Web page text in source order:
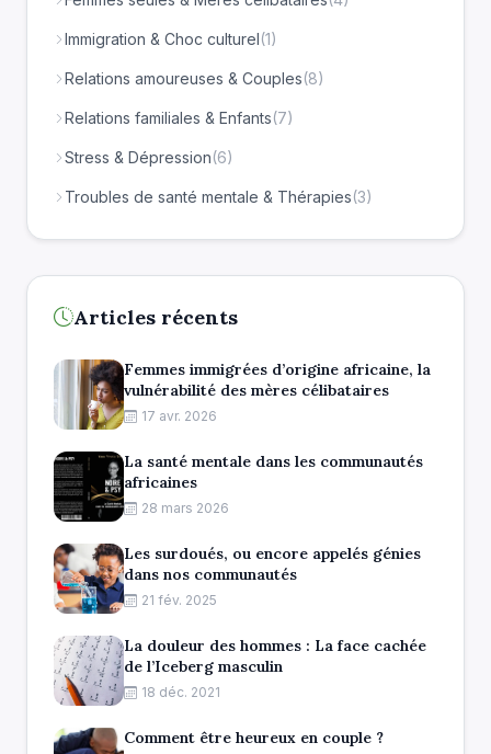
Immigration & Choc culturel(1)
Relations amoureuses & Couples(8)
Relations familiales & Enfants(7)
Stress & Dépression(6)
Troubles de santé mentale & Thérapies(3)
Articles récents
Femmes immigrées d’origine africaine, la
vulnérabilité des mères célibataires
17 avr. 2026
La santé mentale dans les communautés
africaines
28 mars 2026
Les surdoués, ou encore appelés génies
dans nos communautés
21 fév. 2025
La douleur des hommes : La face cachée
de l’Iceberg masculin
18 déc. 2021
Comment être heureux en couple ?